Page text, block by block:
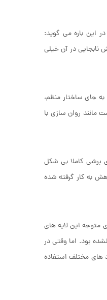
این باره می گوید:
نابجایی در آن خیلی
جای ساختار منظم،
مانند روان سازی با
برشی کاملا بی شکل
به کار گرفته شده
متوجه این لایه های
بود. اما وقتی در
های مختلف استفاده